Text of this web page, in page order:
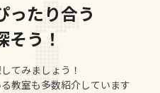
ったり合う
そう！
てみましょう！
教室も多数紹介しています